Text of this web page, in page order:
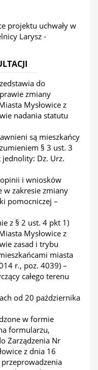
projektu uchwały w
Larysz -
do
zmiany
Mysłowice z
nadania statutu
są mieszkańcy
§ 3 ust. 3
jednolity: Dz. Urz.
i wniosków
w zakresie zmiany
pomocniczej –
z § 2 ust. 4 pkt 1)
Mysłowice z
zasad i trybu
miasta
r., poz. 4039) –
całego terenu
od 20 października
w formie
formularzu,
Zarządzenia Nr
z dnia 16